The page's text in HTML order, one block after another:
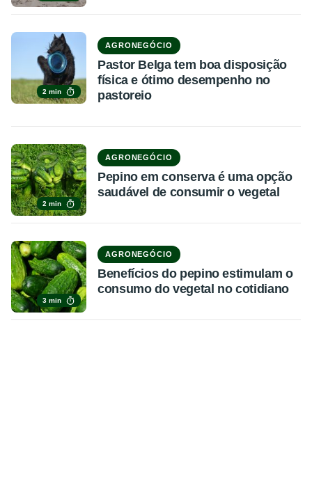
2 min
AGRONEGÓCIO
Pastor Belga tem boa disposição
física e ótimo desempenho no
pastoreio
2 min
AGRONEGÓCIO
Pepino em conserva é uma opção
saudável de consumir o vegetal
3 min
AGRONEGÓCIO
Benefícios do pepino estimulam o
consumo do vegetal no cotidiano